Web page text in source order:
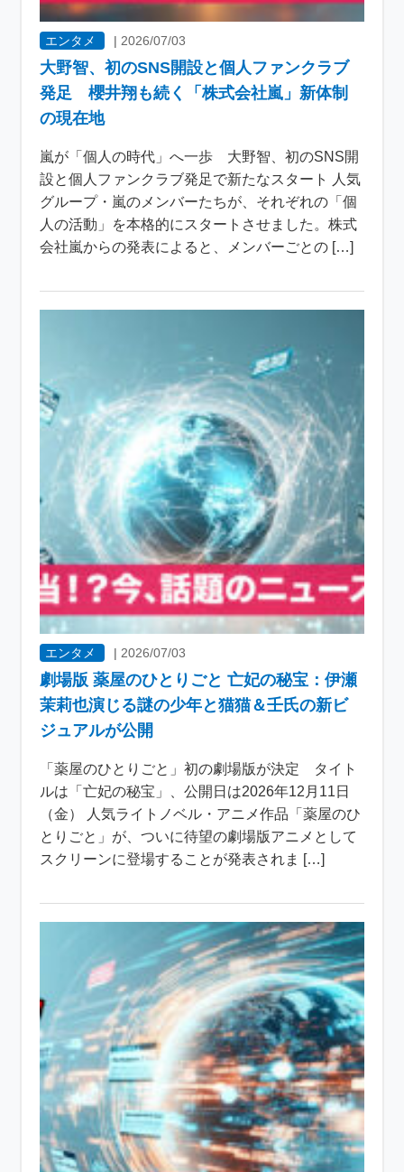
エンタメ | 2026/07/03
大野智、初のSNS開設と個人ファンクラブ
発足 櫻井翔も続く「株式会社嵐」新体制
の現在地
嵐が「個人の時代」へ一歩 大野智、初のSNS開
設と個人ファンクラブ発足で新たなスタート 人気
グループ・嵐のメンバーたちが、それぞれの「個
人の活動」を本格的にスタートさせました。株式
会社嵐からの発表によると、メンバーごとの […]
エンタメ | 2026/07/03
劇場版 薬屋のひとりごと 亡妃の秘宝：伊瀬
茉莉也演じる謎の少年と猫猫＆壬氏の新ビ
ジュアルが公開
「薬屋のひとりごと」初の劇場版が決定 タイト
ルは「亡妃の秘宝」、公開日は2026年12月11日
（金） 人気ライトノベル・アニメ作品「薬屋のひ
とりごと」が、ついに待望の劇場版アニメとして
スクリーンに登場することが発表されま […]